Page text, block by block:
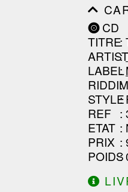
CD
TITRE
:
:
LABEL
:
RIDDIM
:
STYLE
:
REF :
ETAT :
PRIX :
POIDS
: